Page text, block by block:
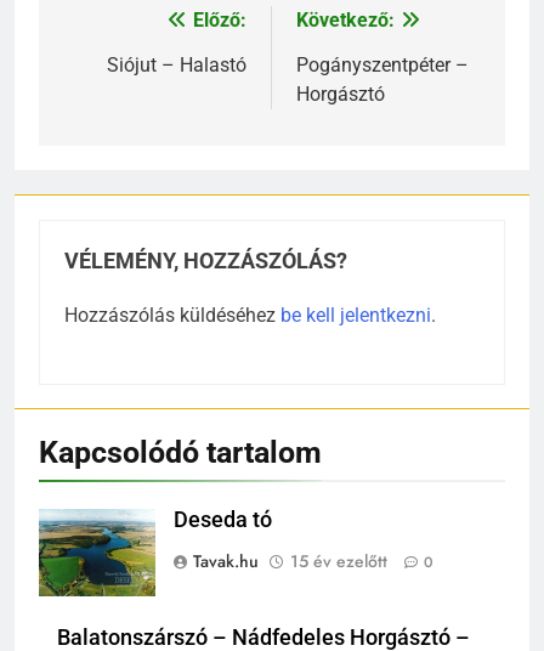
Bejegyzés
navigáció
Előző:
Siójut – Halastó
Következő:
Pogányszentpéter –
Horgásztó
VÉLEMÉNY, HOZZÁSZÓLÁS?
Hozzászólás küldéséhez be kell jelentkezni.
Kapcsolódó tartalom
Deseda tó
Tavak.hu
15 év ezelőtt 0
Balatonszárszó – Nádfedeles Horgásztó –